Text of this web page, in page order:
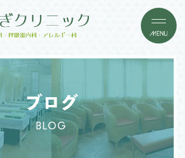
ブログ
BLOG